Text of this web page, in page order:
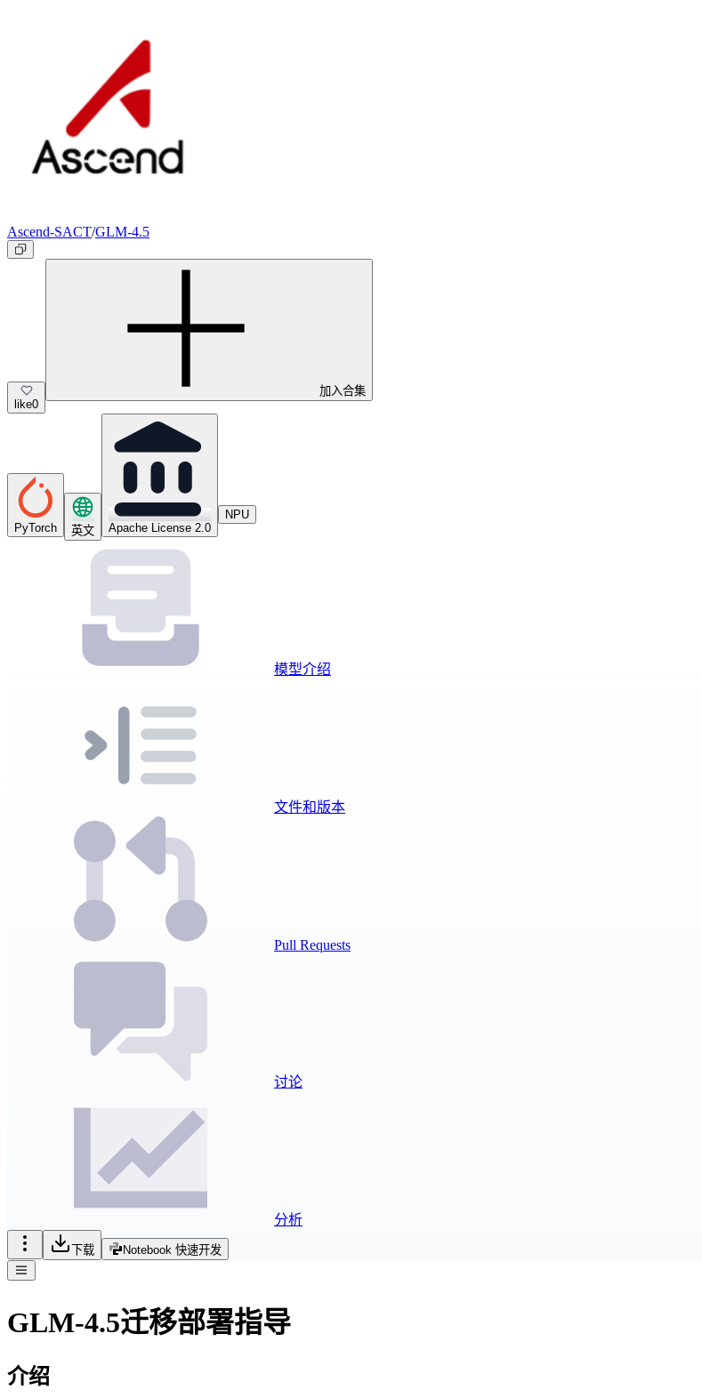
Ascend-SACT/GLM-4.5
like0
加入合集
PyTorch 英文 Apache License 2.0
NPU
模型介绍
文件和版本
Pull Requests
讨论
分析
下载 Notebook 快速开发
GLM-4.5迁移部署指导
介绍